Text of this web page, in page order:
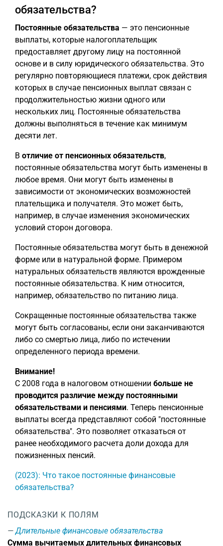
обязательства?
Постоянные обязательства — это пенсионные
выплаты, которые налогоплательщик
предоставляет другому лицу на постоянной
основе и в силу юридического обязательства. Это
регулярно повторяющиеся платежи, срок действия
которых в случае пенсионных выплат связан с
продолжительностью жизни одного или
нескольких лиц. Постоянные обязательства
должны выполняться в течение как минимум
десяти лет.
В отличие от пенсионных обязательств,
постоянные обязательства могут быть изменены в
любое время. Они могут быть изменены в
зависимости от экономических возможностей
плательщика и получателя. Это может быть,
например, в случае изменения экономических
условий сторон договора.
Постоянные обязательства могут быть в денежной
форме или в натуральной форме. Примером
натуральных обязательств являются врожденные
постоянные обязательства. К ним относится,
например, обязательство по питанию лица.
Сокращенные постоянные обязательства также
могут быть согласованы, если они заканчиваются
либо со смертью лица, либо по истечении
определенного периода времени.
Внимание!
С 2008 года в налоговом отношении больше не
проводится различие между постоянными
обязательствами и пенсиями. Теперь пенсионные
выплаты всегда представляют собой "постоянные
обязательства". Это позволяет отказаться от
ранее необходимого расчета доли дохода для
пожизненных пенсий.
(2023): Что такое постоянные финансовые
обязательства?
ПОДСКАЗКИ К ПОЛЯМ
Длительные финансовые обязательства
Сумма вычитаемых длительных финансовых